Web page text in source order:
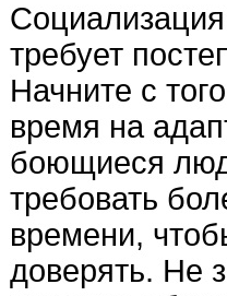
требует
Начните с
время на
боющиеся
требовать
времени,
доверять. Не